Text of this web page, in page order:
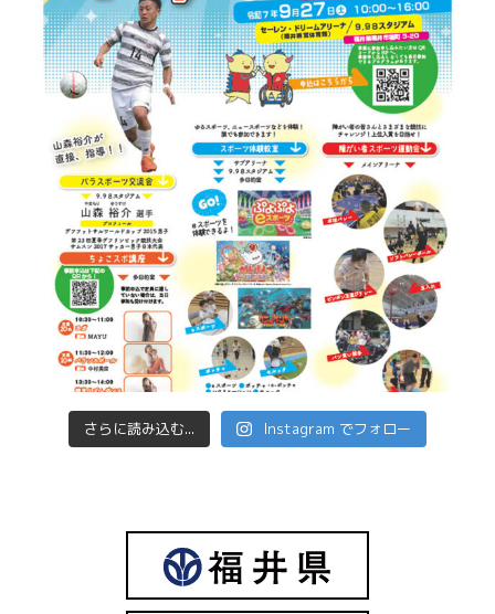
さらに読み込む... Instagram でフォロー